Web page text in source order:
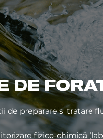
DE
de preparare si tratare
fizico-chimică